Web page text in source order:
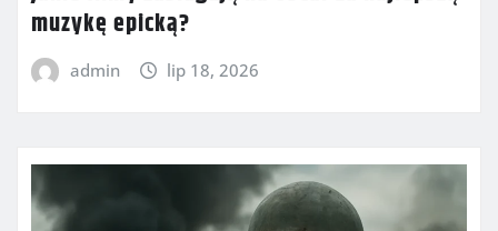
muzykę epicką?
admin lip 18, 2026